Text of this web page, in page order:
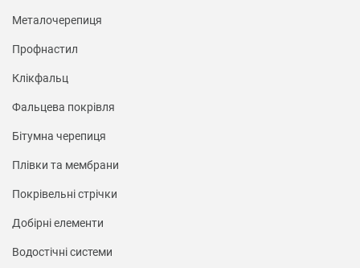
Металочерепиця
Профнастил
Клікфальц
Фальцева покрівля
Бітумна черепиця
Плівки та мембрани
Покрівельні стрічки
Добірні елементи
Водостічні системи